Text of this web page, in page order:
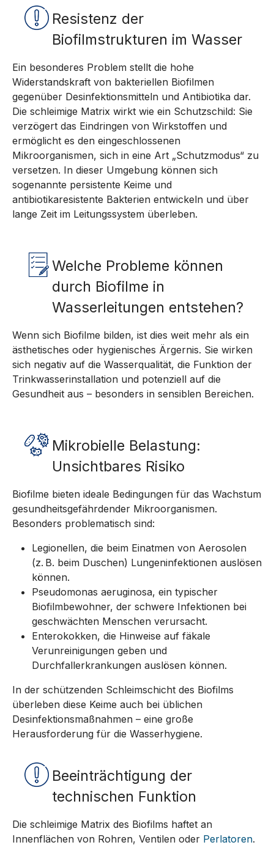
Resistenz der
Biofilmstrukturen im Wasser
Ein besonderes Problem stellt die hohe
Widerstandskraft von bakteriellen Biofilmen
gegenüber Desinfektionsmitteln und Antibiotika dar.
Die schleimige Matrix wirkt wie ein Schutzschild: Sie
verzögert das Eindringen von Wirkstoffen und
ermöglicht es den eingeschlossenen
Mikroorganismen, sich in eine Art „Schutzmodus“ zu
versetzen. In dieser Umgebung können sich
sogenannte persistente Keime und
antibiotikaresistente Bakterien entwickeln und über
lange Zeit im Leitungssystem überleben.
Welche Probleme können
durch Biofilme in
Wasserleitungen entstehen?
Wenn sich Biofilme bilden, ist dies weit mehr als ein
ästhetisches oder hygienisches Ärgernis. Sie wirken
sich negativ auf die Wasserqualität, die Funktion der
Trinkwasserinstallation und potenziell auf die
Gesundheit aus – besonders in sensiblen Bereichen.
Mikrobielle Belastung:
Unsichtbares Risiko
Biofilme bieten ideale Bedingungen für das Wachstum
gesundheitsgefährdender Mikroorganismen.
Besonders problematisch sind:
Legionellen, die beim Einatmen von Aerosolen
(z. B. beim Duschen) Lungeninfektionen auslösen
können.
Pseudomonas aeruginosa, ein typischer
Biofilmbewohner, der schwere Infektionen bei
geschwächten Menschen verursacht.
Enterokokken, die Hinweise auf fäkale
Verunreinigungen geben und
Durchfallerkrankungen auslösen können.
In der schützenden Schleimschicht des Biofilms
überleben diese Keime auch bei üblichen
Desinfektionsmaßnahmen – eine große
Herausforderung für die Wasserhygiene.
Beeinträchtigung der
technischen Funktion
Die schleimige Matrix des Biofilms haftet an
Innenflächen von Rohren, Ventilen oder Perlatoren.